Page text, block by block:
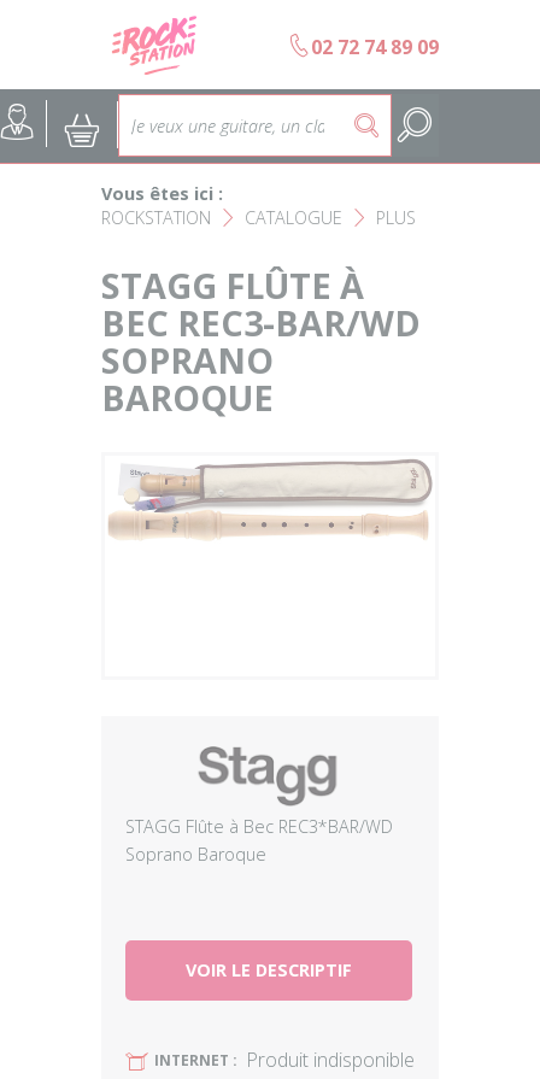
Choisir son instrument
Nos Magasins Rockstation
Guitares
Basses
Pianos & Claviers
Batteries & Percussions
Sonorisation & éclairage
Instruments à vent
b 02 72 74 89 09
@ 5 :
Vous êtes ici :
ROCKSTATION F CATALOGUE F PLUS
STAGG FLÛTE À
BEC REC3-BAR/WD
SOPRANO
BAROQUE
STAGG Flûte à Bec REC3*BAR/WD
Soprano Baroque
VOIR LE DESCRIPTIF
U INTERNET : Produit indisponible
Panneau de gestion des cookies